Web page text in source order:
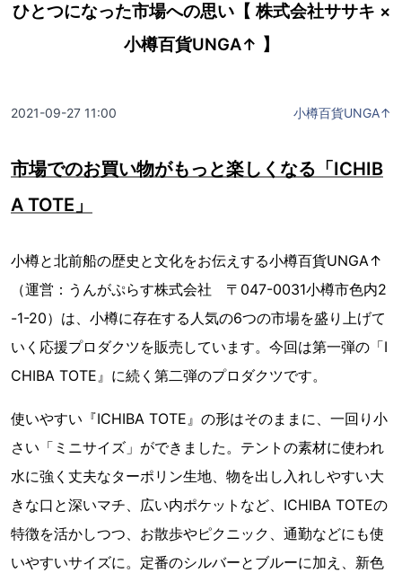
ひとつになった市場への思い【 株式会社ササキ ×
小樽百貨UNGA↑ 】
2021-09-27 11:00 小樽百貨UNGA↑
市場でのお買い物がもっと楽しくなる「ICHIB
A TOTE」
小樽と北前船の歴史と文化をお伝えする小樽百貨UNGA↑
（運営：うんがぷらす株式会社 〒047-0031小樽市色内2
-1-20）は、小樽に存在する人気の6つの市場を盛り上げて
いく応援プロダクツを販売しています。今回は第一弾の「I
CHIBA TOTE』に続く第二弾のプロダクツです。
使いやすい『ICHIBA TOTE』の形はそのままに、一回り小
さい「ミニサイズ」ができました。テントの素材に使われ
水に強く丈夫なターポリン生地、物を出し入れしやすい大
きな口と深いマチ、広い内ポケットなど、ICHIBA TOTEの
特徴を活かしつつ、お散歩やピクニック、通勤などにも使
いやすいサイズに。定番のシルバーとブルーに加え、新色